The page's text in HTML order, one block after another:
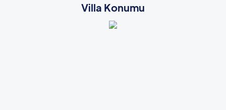
Villa Konumu